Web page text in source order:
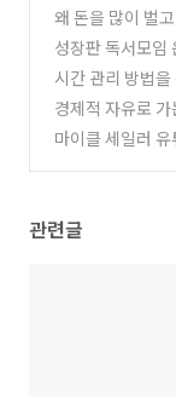
왜 돈을 많이 벌
성장판 독서모임
시간 관리 방법
경제적 자유로
마이클 세일러
관련글